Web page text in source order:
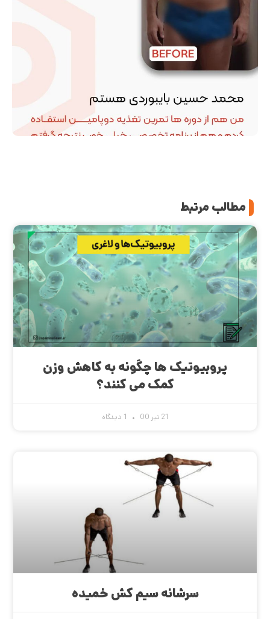
مطالب مرتبط
پروبیوتیک ها چگونه به کاهش وزن
کمک می کنند؟
21 تیر 00
سرشانه سیم کش خمیده